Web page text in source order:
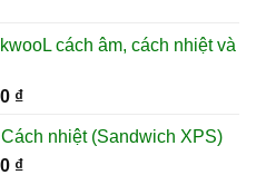
₫.là:
cách âm, cách nhiệt và
₫.
₫Giá
tại
là:
nhiệt (Sandwich XPS)
₫Giá